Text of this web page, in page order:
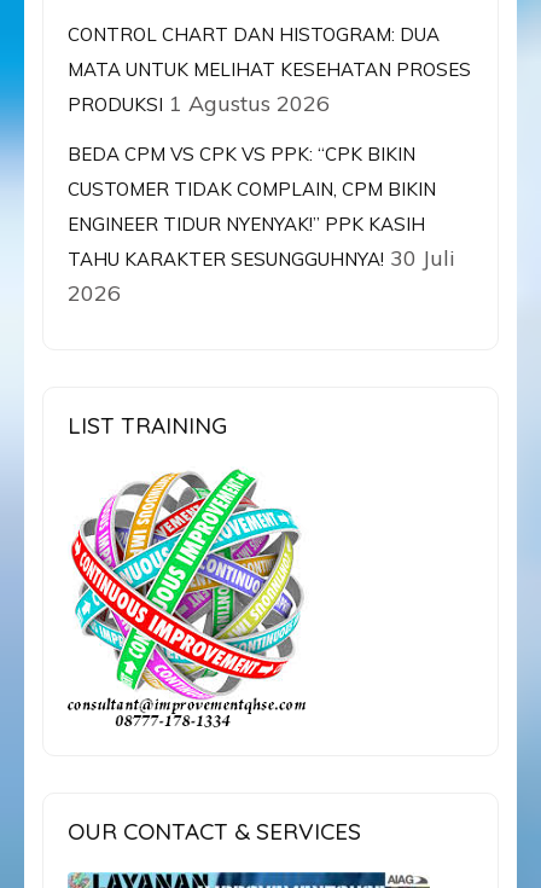
CONTROL CHART DAN HISTOGRAM: DUA
MATA UNTUK MELIHAT KESEHATAN PROSES
PRODUKSI 1 Agustus 2026
BEDA CPM VS CPK VS PPK: “CPK BIKIN
CUSTOMER TIDAK COMPLAIN, CPM BIKIN
ENGINEER TIDUR NYENYAK!” PPK KASIH
TAHU KARAKTER SESUNGGUHNYA! 30 Juli
2026
LIST TRAINING
OUR CONTACT & SERVICES